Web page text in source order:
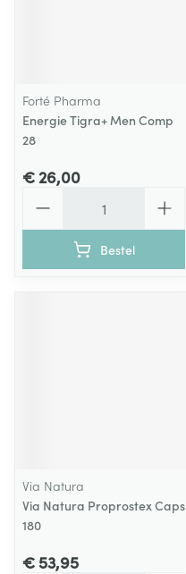
Forté Pharma
Energie Tigra+ Men Comp
28
€ 26,00
Bestel
Via Natura
Via Natura Proprostex Caps
180
€ 53,95